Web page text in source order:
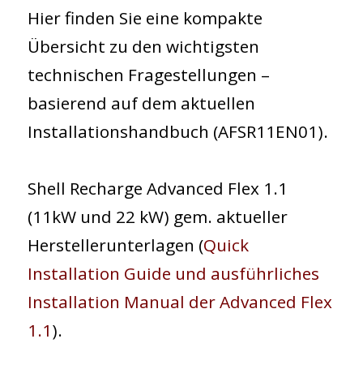
Hier finden Sie eine kompakte
Übersicht zu den wichtigsten
technischen Fragestellungen –
basierend auf dem aktuellen
Installationshandbuch (AFSR11EN01).
Shell Recharge Advanced Flex 1.1
(11kW und 22 kW) gem. aktueller
Herstellerunterlagen (Quick
Installation Guide und ausführliches
Installation Manual der Advanced Flex
1.1).